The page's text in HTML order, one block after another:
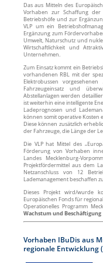
Das aus Mitteln des
Vorhaben zur Schaffung
Betriebshöfe und zur
VLP um ein
Ergänzung zum
Umwelt, Naturschutz und
Wirtschaftlichkeit und
Unternehmen.
Zum Einsatz kommt ein
vorhandenen RBL mit der
Elektrobussen
Fahrzeugeinsatz und
Abstellanlagen werden
ist weiterhin eine intelligente
Ladeprognosen und
können somit operative Kosten
Diese können zusätzlich
der Fahrzeuge, die Länge der
Die VLP hat Mittel des
Förderung von Vorhaben
Landes Mecklenburg-
Projektfördermittel aus dem
Netzanschluss von 12
Lademanagement beschaffen
Dieses Projekt wird/wurde
Europäischen Fonds für
Operationelles Programm
Wachstum und Beschäftigung
Vorhaben IBuDis aus
regionale Entwicklung